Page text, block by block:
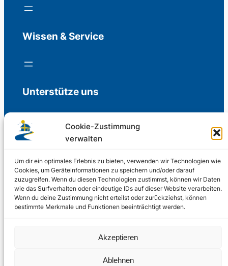
Cookie-Zustimmung
verwalten
Um dir ein optimales Erlebnis zu bieten, verwenden wir Technologien wie
Cookies, um Geräteinformationen zu speichern und/oder darauf
zuzugreifen. Wenn du diesen Technologien zustimmst, können wir Daten
wie das Surfverhalten oder eindeutige IDs auf dieser Website verarbeiten.
Wenn du deine Zustimmung nicht erteilst oder zurückziehst, können
bestimmte Merkmale und Funktionen beeinträchtigt werden.
Akzeptieren
Ablehnen
Wissen & Service
Unterstütze uns
Freiwillige Spenden für die Aufrechterhaltung
Support us
© 2002 – 2026